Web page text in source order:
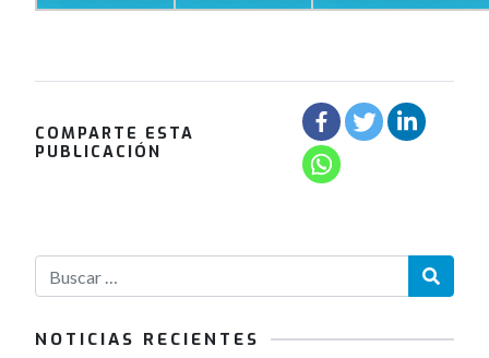
COMPARTE ESTA
PUBLICACIÓN
NOTICIAS RECIENTES